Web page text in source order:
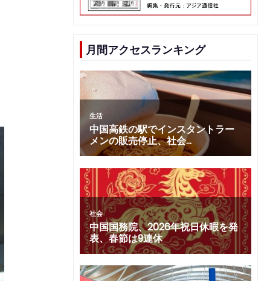
月間アクセスランキング